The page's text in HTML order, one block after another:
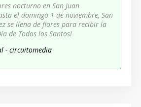
nocturno en San Juan
el domingo 1 de noviembre, San
se llena de flores para recibir la
de Todos los Santos!
- circuitomedia